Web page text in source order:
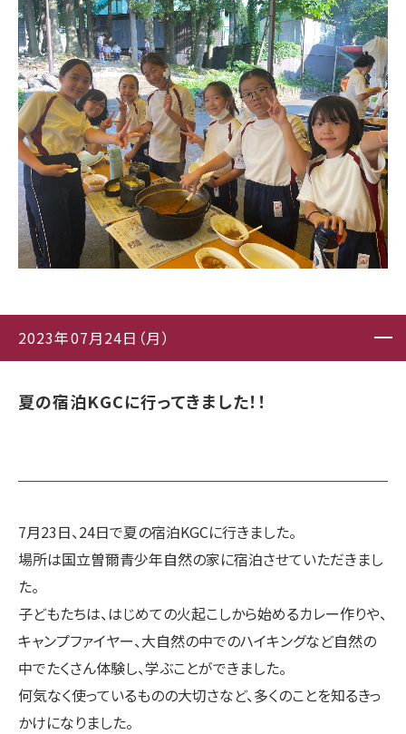
2023年07月24日（月）
夏の宿泊KGCに行ってきました！！
7月23日、24日で夏の宿泊KGCに行きました。
場所は国立曽爾青少年自然の家に宿泊させていただきまし
た。
子どもたちは、はじめての火起こしから始めるカレー作りや、
キャンプファイヤー、大自然の中でのハイキングなど自然の
中でたくさん体験し、学ぶことができました。
何気なく使っているものの大切さなど、多くのことを知るきっ
かけになりました。